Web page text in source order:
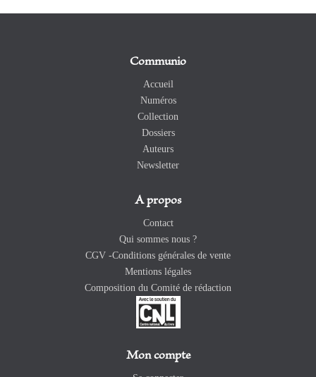
Communio
Accueil
Numéros
Collection
Dossiers
Auteurs
Newsletter
A propos
Contact
Qui sommes nous ?
CGV -Conditions générales de vente
Mentions légales
Composition du Comité de rédaction
Mon compte